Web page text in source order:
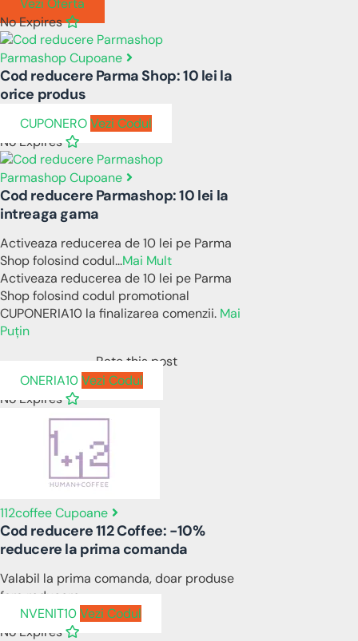
Vezi Oferta
No Expires
Parmashop Cupoane
Cod reducere Parma Shop: 10 lei la
orice produs
CUPONEROVezi Codul
No Expires
Parmashop Cupoane
Cod reducere Parmashop: 10 lei la
intreaga gama
Activeaza reducerea de 10 lei pe Parma
Shop folosind codul...Mai Mult
Activeaza reducerea de 10 lei pe Parma
Shop folosind codul promotional
CUPONERIA10 la finalizarea comenzii. Mai
Puțin
Rate this post
ONERIA10Vezi Codul
No Expires
112coffee Cupoane
Cod reducere 112 Coffee: -10%
reducere la prima comanda
Valabil la prima comanda, doar produse
fara reducere
NVENIT10Vezi Codul
No Expires